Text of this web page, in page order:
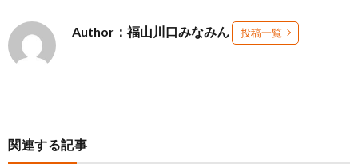
Author：福山川口みなみん 投稿一覧
関連する記事